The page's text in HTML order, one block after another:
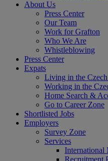
About Us
Press Center
Our Team
Work for Grafton
Who We Are
Whistleblowing
Press Center
Expats
Living in the
Working in the
Home Search &
Go to Career Zone
Shortlisted Jobs
Employers
Survey Zone
Services
International
Recruitment